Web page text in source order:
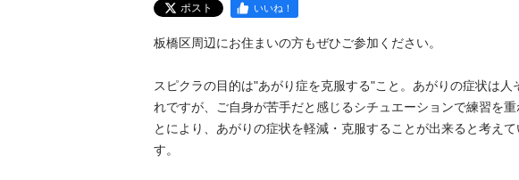
ポスト いいね！
板橋区周辺にお住まいの方もぜひご参加ください。
スピクラの目的は"あがり症を克服する"こと。あがりの症状は人
れですが、ご自身が苦手だと感じるシチュエーションで練習を重
とにより、あがりの症状を軽減・克服することが出来ると考えて
す。